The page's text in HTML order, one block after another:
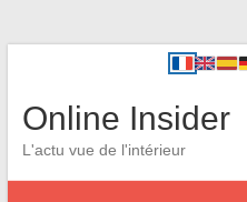
Online Insider
L'actu vue de l'intérieur